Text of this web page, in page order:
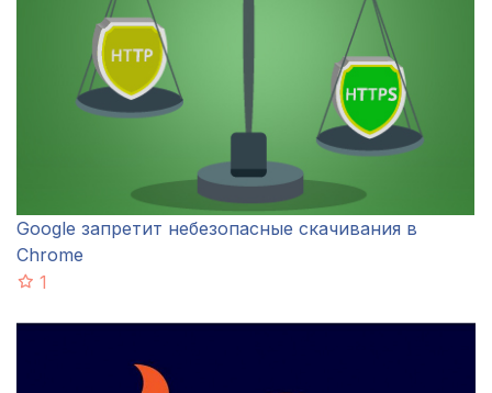
Google запретит небезопасные скачивания в
Chrome
1